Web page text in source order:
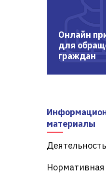
Онлайн
для
граждан
материалы
Нормативная